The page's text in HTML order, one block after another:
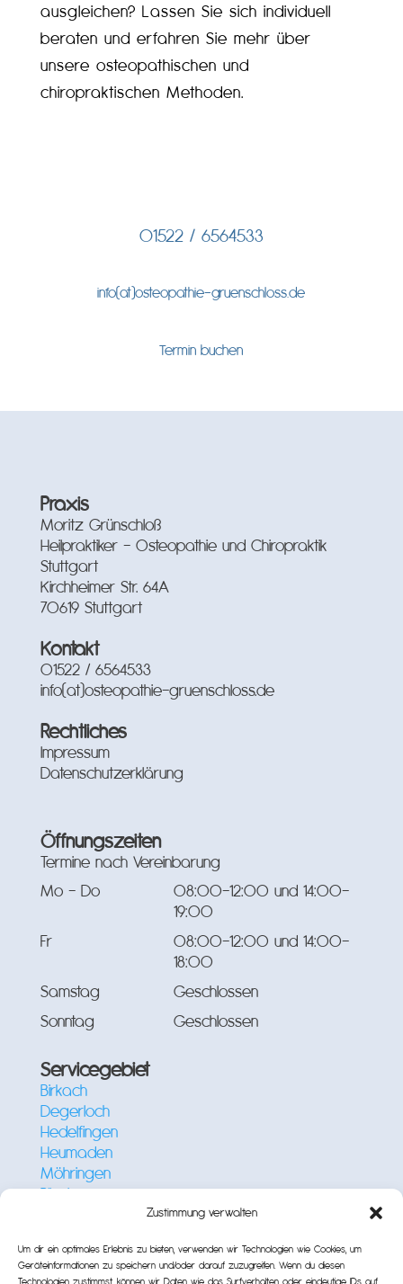
Zustimmung verwalten
Um dir ein optimales Erlebnis zu bieten, verwenden wir Technologien wie Cookies, um
Geräteinformationen zu speichern und/oder darauf zuzugreifen. Wenn du diesen
Technologien zustimmst, können wir Daten wie das Surfverhalten oder eindeutige IDs auf
ausgleichen? Lassen Sie sich individuell
beraten und erfahren Sie mehr über
unsere osteopathischen und
chiropraktischen Methoden.
01522 / 6564533
info(at)osteopathie-gruenschloss.de
Termin buchen
Praxis
Moritz Grünschloß
Heilpraktiker – Osteopathie und Chiropraktik
Stuttgart
Kirchheimer Str. 64A
70619 Stuttgart
Kontakt
01522 / 6564533
info(at)osteopathie-gruenschloss.de
Rechtliches
Impressum
Datenschutzerklärung
Öffnungszeiten
Termine nach Vereinbarung
Mo - Do
08:00-12:00 und 14:00-
19:00
Fr
08:00-12:00 und 14:00-
18:00
Samstag
Geschlossen
Sonntag
Geschlossen
Servicegebiet
Birkach
Degerloch
Hedelfingen
Heumaden
Möhringen
Plieningen
Stuttgart
Wangen